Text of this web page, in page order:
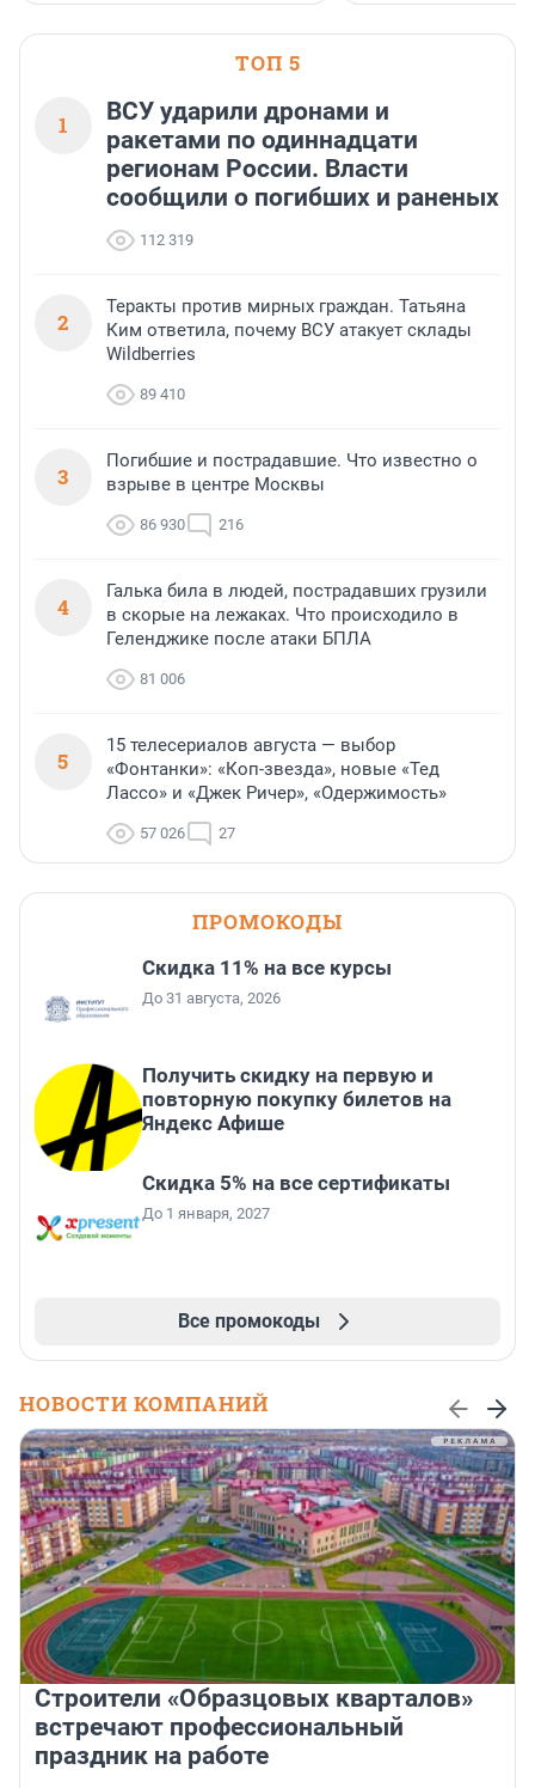
или готовый арендный бизнес —
успех сделки зависит от правильного
ТОП 5
1
ВСУ ударили дронами и
ракетами по одиннадцати
регионам России. Власти
сообщили о погибших и раненых
112 319
2
Теракты против мирных граждан. Татьяна
Ким ответила, почему ВСУ атакует склады
Wildberries
89 410
3
Погибшие и пострадавшие. Что известно о
взрыве в центре Москвы
86 930 216
4
Галька била в людей, пострадавших грузили
в скорые на лежаках. Что происходило в
Геленджике после атаки БПЛА
81 006
5
15 телесериалов августа — выбор
«Фонтанки»: «Коп-звезда», новые «Тед
Лассо» и «Джек Ричер», «Одержимость»
57 026 27
ПРОМОКОДЫ
Скидка 11% на все курсы
До 31 августа, 2026
Получить скидку на первую и
повторную покупку билетов на
Яндекс Афише
Скидка 5% на все сертификаты
До 1 января, 2027
Все промокоды
НОВОСТИ КОМПАНИЙ
Строители «Образцовых кварталов»
встречают профессиональный
праздник на работе